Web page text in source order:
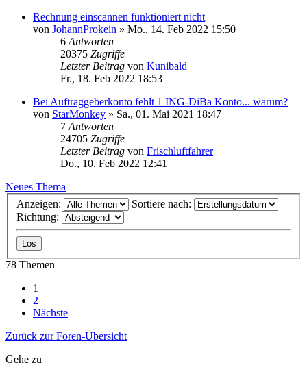
Rechnung einscannen funktioniert nicht
von JohannProkein » Mo., 14. Feb 2022 15:50
6 Antworten
20375 Zugriffe
Letzter Beitrag von Kunibald
Fr., 18. Feb 2022 18:53
Bei Auftraggeberkonto fehlt 1 ING-DiBa Konto... warum?
von StarMonkey » Sa., 01. Mai 2021 18:47
7 Antworten
24705 Zugriffe
Letzter Beitrag von Frischluftfahrer
Do., 10. Feb 2022 12:41
Neues Thema
Anzeigen:
Sortiere nach:
Richtung:
78 Themen
1
2
Nächste
Zurück zur Foren-Übersicht
Gehe zu